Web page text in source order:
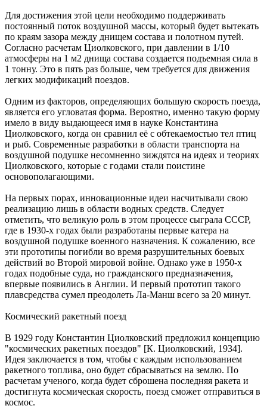
Для достижения этой цели необходимо поддерживать
постоянный поток воздушной массы, который будет вытекать
по краям зазора между днищем состава и полотном путей.
Согласно расчетам Циолковского, при давлении в 1/10
атмосферы на 1 м2 днища состава создается подъемная сила в
1 тонну. Это в пять раз больше, чем требуется для движения
легких модификаций поездов.
Одним из факторов, определяющих большую скорость поезда,
является его угловатая форма. Вероятно, именно такую форму
имело в виду выдающееся имя в науке Константина
Циолковского, когда он сравнил её с обтекаемостью тел птиц
и рыб. Современные разработки в области транспорта на
воздушной подушке несомненно зиждятся на идеях и теориях
Циолковского, которые с годами стали поистине
основополагающими.
На первых порах, инновационные идеи насчитывали свою
реализацию лишь в области водных средств. Следует
отметить, что великую роль в этом процессе сыграла СССР,
где в 1930-х годах были разработаны первые катера на
воздушной подушке военного назначения. К сожалению, все
эти прототипы погибли во время разрушительных боевых
действий во Второй мировой войне. Однако уже в 1950-х
годах подобные суда, но гражданского предназначения,
впервые появились в Англии. И первый прототип такого
плавсредства сумел преодолеть Ла-Манш всего за 20 минут.
Космический ракетный поезд
В 1929 году Константин Циолковский предложил концепцию
"космических ракетных поездов" [К. Циолковский, 1934].
Идея заключается в том, чтобы с каждым использованием
ракетного топлива, оно будет сбрасываться на землю. По
расчетам ученого, когда будет сброшена последняя ракета и
достигнута космическая скорость, поезд сможет отправиться в
космос.